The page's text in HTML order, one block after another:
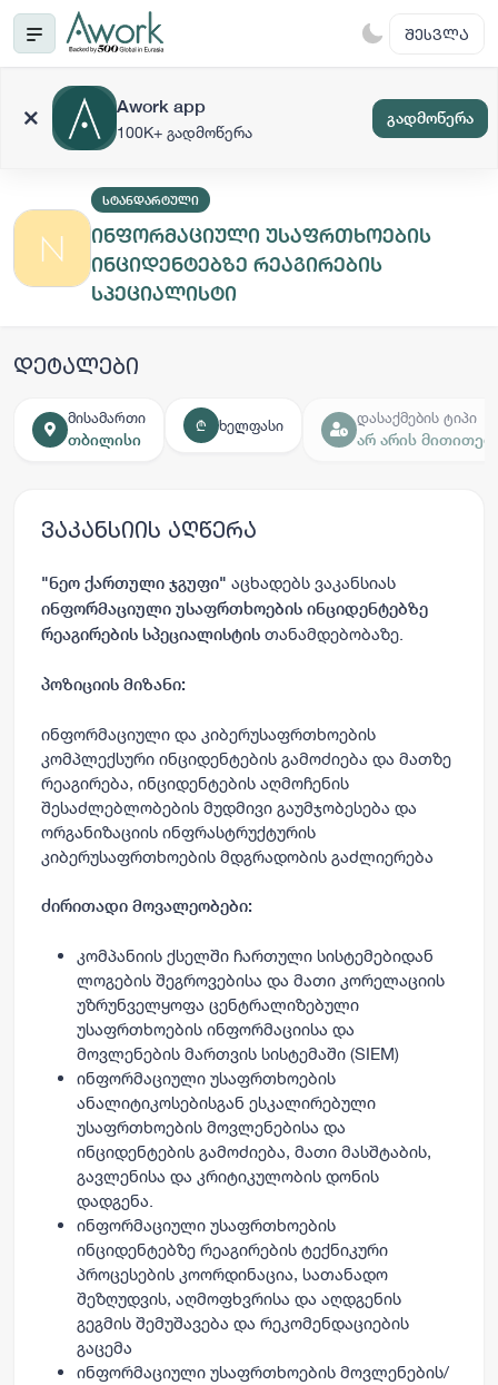
ᲨᲔᲡᲕᲚᲐ
Awork app
100K+ გადმოწერა
გადმოწერა
ᲡᲢᲐᲜᲓᲐᲠᲢᲣᲚᲘ
ინფორმაციული უსაფრთხოების
ინციდენტებზე რეაგირების
სპეციალისტი
დეტალები
მისამართი
თბილისი
₾ ხელფასი
დასაქმების ტიპი
არ არის
ვაკანსიის აღწერა
"ნეო ქართული ჯგუფი" აცხადებს ვაკანსიას
ინფორმაციული უსაფრთხოების ინციდენტებზე
რეაგირების სპეციალისტის თანამდებობაზე.
პოზიციის მიზანი:
ინფორმაციული და კიბერუსაფრთხოების
კომპლექსური ინციდენტების გამოძიება და მათზე
რეაგირება, ინციდენტების აღმოჩენის
შესაძლებლობების მუდმივი გაუმჯობესება და
ორგანიზაციის ინფრასტრუქტურის
კიბერუსაფრთხოების მდგრადობის გაძლიერება
ძირითადი მოვალეობები:
კომპანიის ქსელში ჩართული სისტემებიდან
ლოგების შეგროვებისა და მათი კორელაციის
უზრუნველყოფა ცენტრალიზებული
უსაფრთხოების ინფორმაციისა და
მოვლენების მართვის სისტემაში (SIEM)
ინფორმაციული უსაფრთხოების
ანალიტიკოსებისგან ესკალირებული
უსაფრთხოების მოვლენებისა და
ინციდენტების გამოძიება, მათი მასშტაბის,
გავლენისა და კრიტიკულობის დონის
დადგენა.
ინფორმაციული უსაფრთხოების
ინციდენტებზე რეაგირების ტექნიკური
პროცესების კოორდინაცია, სათანადო
შეზღუდვის, აღმოფხვრისა და აღდგენის
გეგმის შემუშავება და რეკომენდაციების
გაცემა
ინფორმაციული უსაფრთხოების მოვლენების/